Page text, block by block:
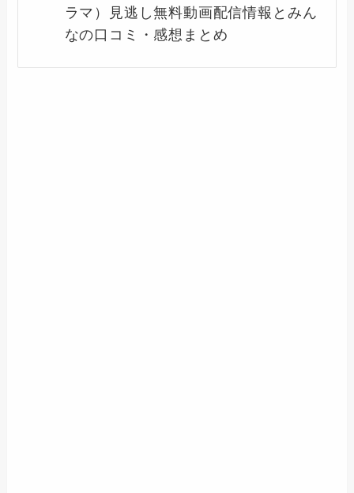
ラマ）見逃し無料動画配信情報とみん
なの口コミ・感想まとめ